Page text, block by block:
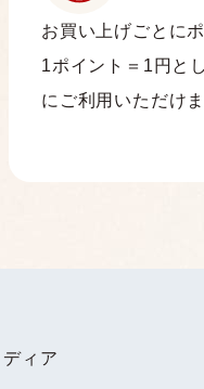
お買い上げごとに
1ポイント＝1円と
にご利用いただけま
ィア